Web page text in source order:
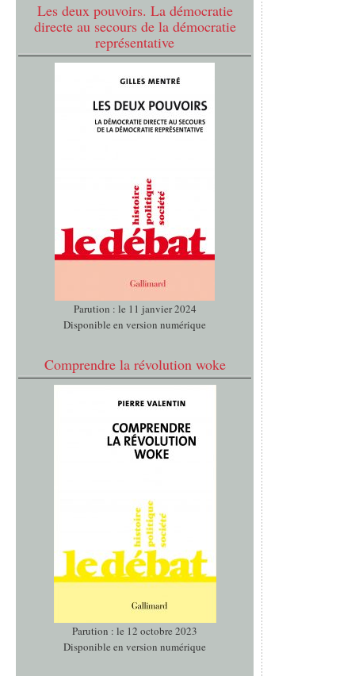
Les deux pouvoirs. La démocratie
directe au secours de la démocratie
représentative
Parution : le 11 janvier 2024
Disponible en version numérique
Comprendre la révolution woke
Parution : le 12 octobre 2023
Disponible en version numérique